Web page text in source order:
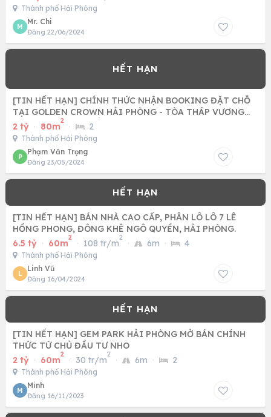
Thành phố Hải Phòng
M
Mr. Chi
Đăng 22/06/2024
[TIN HẾT HẠN] CHÍNH THỨC NHẬN BOOKING ĐẶT CHỖ
TẠI GOLDEN CROWN HẢI PHÒNG - TÒA THÁP VƯƠNG
MIỆN VÀNG, NƠI SỐNG
2 tỷ · 80m
2
· 2
Thành phố Hải Phòng
P
Phạm Văn Trọng
Đăng 23/05/2024
[TIN HẾT HẠN] BÁN NHÀ CAO CẤP, PHÂN LÔ LÔ 7 LÊ
HỒNG PHONG, ĐÔNG KHÊ NGÔ QUYỀN, HẢI PHÒNG.
6.5 tỷ · 60m
2
· 108 tr/m
2
· 6m · 4
Thành phố Hải Phòng
L
Linh Vũ
Đăng 16/04/2024
[TIN HẾT HẠN] GEM PARK HẢI PHÒNG MỞ BÁN CHÍNH
THỨC TỪ CHỦ ĐẦU TƯ NHO
2 tỷ · 60m
2
· 30 tr/m
2
· 6m · 2
Thành phố Hải Phòng
M
Minh
Đăng 16/11/2023